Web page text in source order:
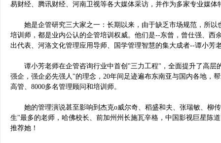
易财经、腾讯财经、河南卫视等各大媒体采访，并作为多家专业媒
她是企管研究三大家之一：长期以来，由于缺乏市场规范，所以
培训师，都是业内公认的企管培训权威。他们是--东曾，曾仕强、
出代表、河洛文化管理应用导师、国学管理智慧的集大成者--谭小芳
谭小芳老师在企管咨询行业中首创"三力工程"，全面提升了高层
强企，强企必先强人"的理念，20年间足迹遍布东南亚与国内各地，
高管、8000多名管理顾问和培训师。
她的管理演说甚至影响到杰克o威尔奇、稻盛和夫、张瑞敏、柳
生"最多的老师，哈佛校长、前加州州长施瓦辛格，中国影视巨星
推荐她！